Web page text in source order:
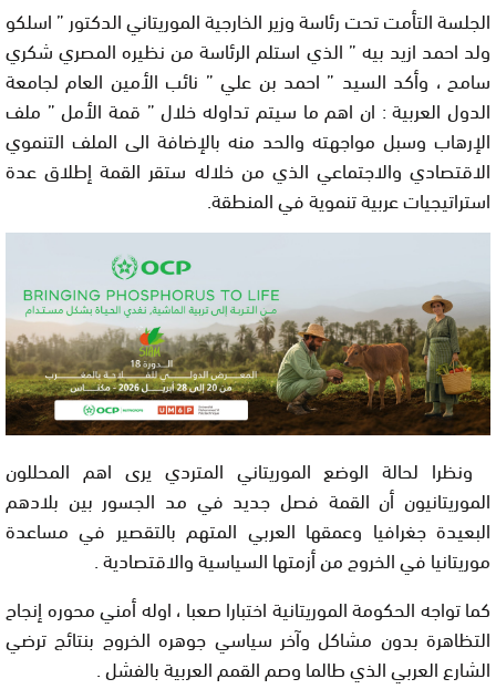
الجلسة التأمت تحت رئاسة وزير الخارجية الموريتاني الدكتور ” اسلكو
ولد احمد ازيد بيه ” الذي استلم الرئاسة من نظيره المصري شكري
سامح ، وأكد السيد ” احمد بن علي ” نائب الأمين العام لجامعة
الدول العربية : ان اهم ما سيتم تداوله خلال ” قمة الأمل ” ملف
الإرهاب وسبل مواجهته والحد منه بالإضافة الى الملف التنموي
الاقتصادي والاجتماعي الذي من خلاله ستقر القمة إطلاق عدة
استراتيجيات عربية تنموية في المنطقة.
ونظرا لحالة الوضع الموريتاني المتردي يرى اهم المحللون
الموريتانيون أن القمة فصل جديد في مد الجسور بين بلادهم
البعيدة جغرافيا وعمقها العربي المتهم بالتقصير في مساعدة
موريتانيا في الخروج من أزمتها السياسية والاقتصادية .
كما تواجه الحكومة الموريتانية اختبارا صعبا ، اوله أمني محوره إنجاح
التظاهرة بدون مشاكل وآخر سياسي جوهره الخروج بنتائج ترضي
الشارع العربي الذي طالما وصم القمم العربية بالفشل .